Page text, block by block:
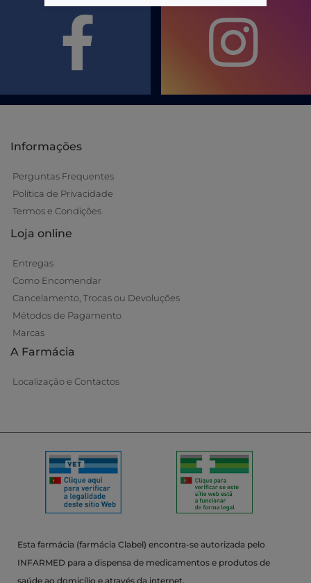
Informações
Perguntas Frequentes
Política de Privacidade
Termos e Condições
Loja online
Entregas
Como Encomendar
Cancelamento, Trocas ou Devoluções
Métodos de Pagamento
Marcas
A Farmácia
Localização e Contactos
Esta farmácia (farmácia Clabel) encontra-se autorizada pelo
INFARMED para a dispensa de medicamentos e produtos de
saúde ao domicílio e através da internet.